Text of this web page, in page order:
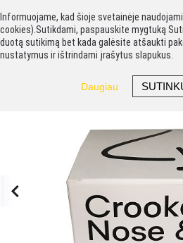
Informuojame, kad šioje svetainėje naudojami
cookies).Sutikdami, paspauskite mygtuką
duotą sutikimą bet kada galėsite atšaukti
nustatymus ir ištrindami įrašytus slapukus.
Daugiau